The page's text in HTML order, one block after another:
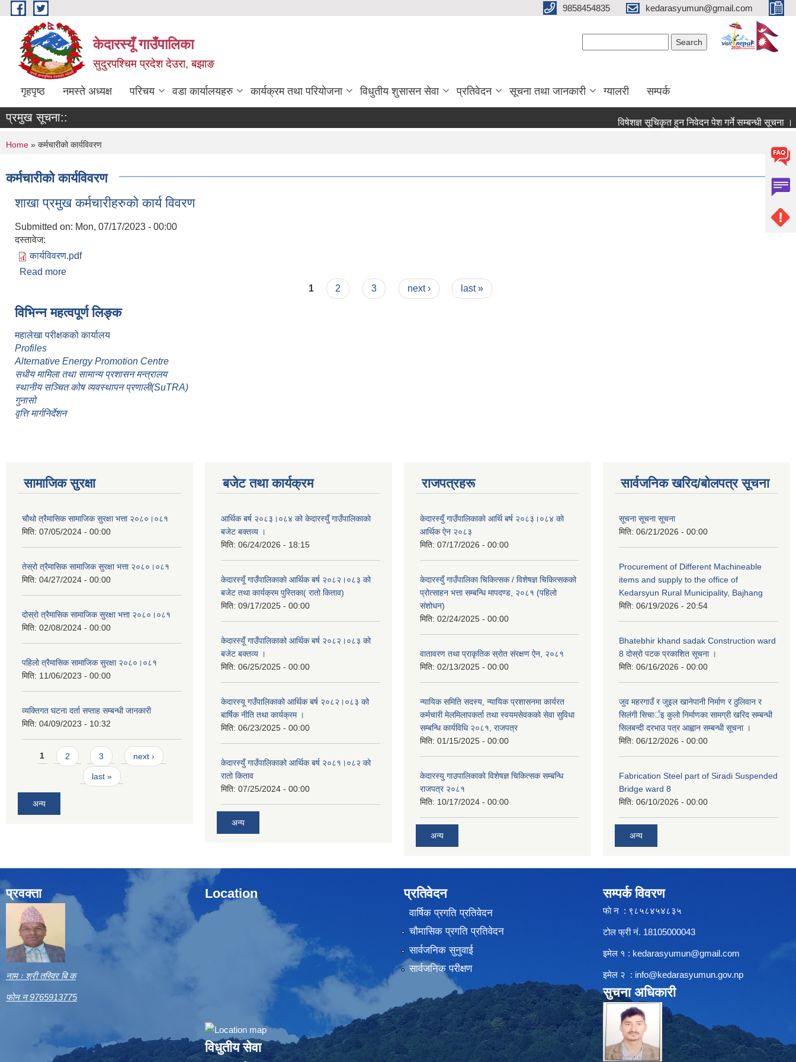
Skip to main content 9858454835 kedarasyumun@gmail.com
केदारस्यूँ गाउँपालिका
सुदुरपश्चिम प्रदेश देउरा, बझाङ
गृहपृष्ठ नमस्ते अध्यक्ष परिचय वडा कार्यालयहरु कार्यक्रम तथा परियोजना विधुतीय शुसासन सेवा प्रतिवेदन सूचना तथा जानकारी ग्यालरी सम्पर्क
प्रमुख सूचना:: विषेशज्ञ सूचिकृत हुन निवेदन पेश गर्ने सम्बन्धी सूचना ।
You are here
Home » कर्मचारीको कार्यविवरण
कर्मचारीको कार्यविवरण
शाखा प्रमुख कर्मचारीहरुकाे कार्य विवरण
Submitted on: Mon, 07/17/2023 - 00:00
दस्तावेज:
कार्यविवरण.pdf
Read more
1 2 3 next › last »
विभिन्न महत्वपूर्ण लिङ्क
महालेखा परीक्षकको कार्यालय
Profiles
Alternative Energy Promotion Centre
सधीय मामिला तथा सामान्य प्रशासन मन्त्रालय
स्थानीय सञ्चित कोष व्यवस्थापन प्रणाली(SuTRA)
गुनासो
वृत्ति मार्गनिर्देशन
सामाजिक सुरक्षा
चौथो त्रैमासिक सामाजिक सुरक्षा भत्ता २०८०।०८१
मिति: 07/05/2024 - 00:00
तेस्रो त्रैमासिक सामाजिक सुरक्षा भत्ता २०८०।०८१
मिति: 04/27/2024 - 00:00
दोस्रो त्रैमासिक सामाजिक सुरक्षा भत्ता २०८०।०८१
मिति: 02/08/2024 - 00:00
पहिलो त्रैमासिक सामाजिक सुरक्षा २०८०।०८१
मिति: 11/06/2023 - 00:00
व्यक्तिगत घटना दर्ता सप्ताह सम्बन्धी जानकारी
मिति: 04/09/2023 - 10:32
Pages
1 2 3 next ›
last »
अन्य
बजेट तथा कार्यक्रम
आर्थिक बर्ष २०८३।०८४ को केदारस्युँ गाउँपालिकाकाे
बजेट बक्तव्य ।
मिति: 06/24/2026 - 18:15
केदारस्यूँ गाउँपालिकाकाे आर्थिक बर्ष २०८२।०८३ को
बजेट तथा कार्यक्रम पुस्तिका( रातो किताव)
मिति: 09/17/2025 - 00:00
केदारस्यूँ गाउँपालिकाको आर्थिक बर्ष २०८२।०८३ को
बजेट बक्तव्य ।
मिति: 06/25/2025 - 00:00
केदारस्यू गउँपालिकाको आर्थिक बर्ष २०८२।०८३ को
बार्षिक नीति तथा कार्यक्रम ।
मिति: 06/23/2025 - 00:00
केदारस्युँ गाउँपालिकाको आर्थिक बर्ष २०८१।०८२ को
रातो किताव
मिति: 07/25/2024 - 00:00
अन्य
राजपत्रहरू
केदारस्युँ गाउँपालिकाकाे आर्थि बर्ष २०८३।०८४ काे
आर्थिक ऐन २०८३
मिति: 07/17/2026 - 00:00
केदारस्युँ गाउँपालिका चिकित्सक / विशेषज्ञ चिकित्सकको
प्रोत्साहन भत्ता सम्बन्धि मापदण्ड, २०८१ (पहिलो
संशोधन)
मिति: 02/24/2025 - 00:00
वातावरण तथा प्राकृतिक स्रोत संरक्षण ऐन, २०८१
मिति: 02/13/2025 - 00:00
न्यायिक समिति सदस्य, न्यायिक प्रशासनमा कार्यरत
कर्मचारी मेलमिलापकर्ता तथा स्वयमसेवकको सेवा सुविधा
सम्बन्धि कार्यविधि २०८१, राजपत्र
मिति: 01/15/2025 - 00:00
केदारस्यु गाउपालिकाको विशेषज्ञ चिकित्सक सम्बन्धि
राजपत्र २०८१
मिति: 10/17/2024 - 00:00
अन्य
सार्वजनिक खरिद/बोलपत्र सूचना
सूचना सूचना सूचना
मिति: 06/21/2026 - 00:00
Procurement of Different Machineable
items and supply to the office of
Kedarsyun Rural Municipality, Bajhang
मिति: 06/19/2026 - 20:54
Bhatebhir khand sadak Construction ward
8 दोस्रो पटक प्रकाशित सूचना ।
मिति: 06/16/2026 - 00:00
जुव महरगाउँ र जुइल खानेपानी निर्माण र ठुलिवान र
सिलंगी सिचार्इ कुलो निर्माणका सामग्री खरिद सम्बन्धी
सिलबन्दी दरभाउ पत्र आह्वान सम्बन्धी सूचना ।
मिति: 06/12/2026 - 00:00
Fabrication Steel part of Siradi Suspended
Bridge ward 8
मिति: 06/10/2026 - 00:00
अन्य
प्रवक्ता
नाम ः श्री तस्विर बि क
फोन न 9765913775
Location
Embed Google Map
विधुतीय सेवा
प्रतिवेदन
वार्षिक प्रगति प्रतिवेदन
चौमासिक प्रगति प्रतिवेदन
सार्वजनिक सुनुवाई
सार्वजनिक परीक्षण
सम्पर्क विवरण
फाे न : ९८५८४५४८३५
टोल फ्री नं. 18105000043
इमेल १ : kedarasyumun@gmail.com
इमेल २ : info@kedarasyumun.gov.np
सुचना अधिकारी